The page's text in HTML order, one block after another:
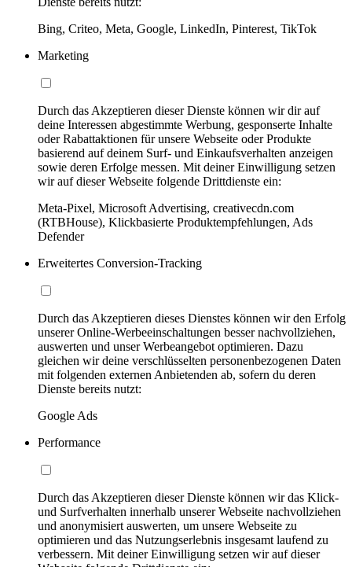
Bing, Criteo, Meta, Google, LinkedIn, Pinterest, TikTok
Marketing
Durch das Akzeptieren dieser Dienste können wir dir auf
deine Interessen abgestimmte Werbung, gesponserte Inhalte
oder Rabattaktionen für unsere Webseite oder Produkte
basierend auf deinem Surf- und Einkaufsverhalten anzeigen
sowie deren Erfolge messen. Mit deiner Einwilligung setzen
wir auf dieser Webseite folgende Drittdienste ein:
Meta-Pixel, Microsoft Advertising, creativecdn.com
(RTBHouse), Klickbasierte Produktempfehlungen, Ads
Defender
Erweitertes Conversion-Tracking
Durch das Akzeptieren dieses Dienstes können wir den Erfolg
unserer Online-Werbeeinschaltungen besser nachvollziehen,
auswerten und unser Werbeangebot optimieren. Dazu
gleichen wir deine verschlüsselten personenbezogenen Daten
mit folgenden externen Anbietenden ab, sofern du deren
Dienste bereits nutzt:
Google Ads
Performance
Durch das Akzeptieren dieser Dienste können wir das Klick-
und Surfverhalten innerhalb unserer Webseite nachvollziehen
und anonymisiert auswerten, um unsere Webseite zu
optimieren und das Nutzungserlebnis insgesamt laufend zu
verbessern. Mit deiner Einwilligung setzen wir auf dieser